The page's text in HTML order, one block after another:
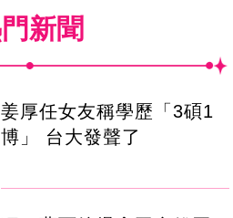
新聞
姜厚任女友稱學歷「3碩1
博」 台大發聲了